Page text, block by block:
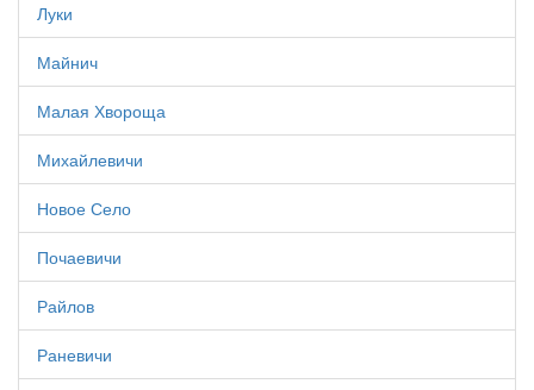
Луки
Майнич
Малая Хвороща
Михайлевичи
Новое Село
Почаевичи
Райлов
Раневичи